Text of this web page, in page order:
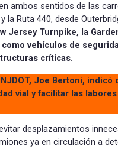
ambos sentidos de las
y la Ruta 440, desde
Jersey Turnpike, la
como vehículos de
críticas.
Joe Bertoni, indicó
vial y facilitar las
desplazamientos
ya en circulación a